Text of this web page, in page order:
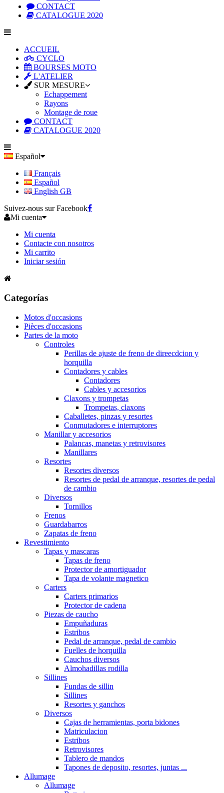
CONTACT
CATALOGUE 2020
ACCUEIL
CYCLO
BOURSES MOTO
L'ATELIER
SUR MESURE
Echappement
Rayons
Montage de roue
CONTACT
CATALOGUE 2020
Español
Français
Español
English GB
Suivez-nous sur Facebook
Mi cuenta
Mi cuenta
Contacte con nosotros
Mi carrito
Iniciar sesión
Categorías
Motos d'occasions
Pièces d'occasions
Partes de la moto
Controles
Perillas de ajuste de freno de direecdcion y
horquilla
Contadores y cables
Contadores
Cables y accesorios
Claxons y trompetas
Trompetas, claxons
Caballetes, pinzas y resortes
Conmutadores e interruptores
Manillar y accesorios
Palancas, manetas y retrovisores
Manillares
Resortes
Resortes diversos
Resortes de pedal de arranque, resortes de pedal
de cambio
Diversos
Tornillos
Frenos
Guardabarros
Zapatas de freno
Revestimiento
Tapas y mascaras
Tapas de freno
Protector de amortiguador
Tapa de volante magnetico
Carters
Carters primarios
Protector de cadena
Piezas de caucho
Empuñaduras
Estribos
Pedal de arranque, pedal de cambio
Fuelles de horquilla
Cauchos diversos
Almohadillas rodilla
Sillines
Fundas de sillin
Sillines
Resortes y ganchos
Diversos
Cajas de herramientas, porta bidones
Matriculacion
Estribos
Retrovisores
Tablero de mandos
Tapones de deposito, resortes, juntas ...
Allumage
Allumage